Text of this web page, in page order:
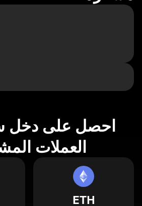
احصل على دخل
العملات
ETH